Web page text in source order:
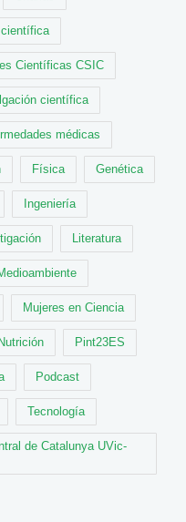
Científicas CSIC
científica
médicas
Física Genética
Ingeniería
Literatura
Mujeres en Ciencia
Pint23ES
Podcast
Tecnología
de Catalunya UVic-